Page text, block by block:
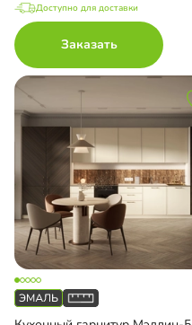
Доступно для доставки
Заказать